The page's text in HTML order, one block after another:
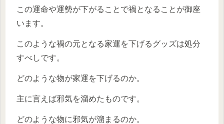
この運命や運勢が下がることで禍となることが御座
います。
このような禍の元となる家運を下げるグッズは処分
すべしです。
どのような物が家運を下げるのか。
主に言えば邪気を溜めたものです。
どのような物に邪気が溜まるのか。